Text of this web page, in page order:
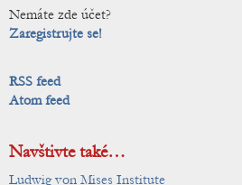
Nemáte zde účet?
Zaregistrujte se!
RSS feed
Atom feed
Navštivte také…
Ludwig von Mises Institute